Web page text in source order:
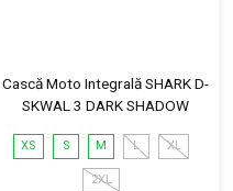
Cască Moto Integrală SHARK D-
SKWAL 3 DARK SHADOW
XS S M L XL
2XL